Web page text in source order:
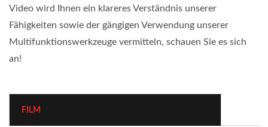
Video wird Ihnen ein klareres Verständnis unserer
Fähigkeiten sowie der gängigen Verwendung unserer
Multifunktionswerkzeuge vermitteln, schauen Sie es sich
an!
FILM